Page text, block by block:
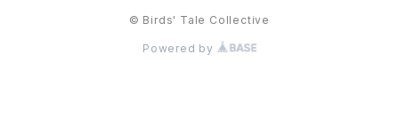
© Birds' Tale Collective
Powered by